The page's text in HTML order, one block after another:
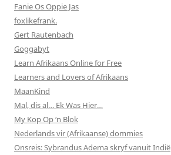
Fanie Os Oppie Jas
foxlikefrank.
Gert Rautenbach
Goggabyt
Learn Afrikaans Online for Free
Learners and Lovers of Afrikaans
MaanKind
Mal, dis al… Ek Was Hier…
My Kop Op ‘n Blok
Nederlands vir (Afrikaanse) dommies
Onsreis: Sybrandus Adema skryf vanuit Indië